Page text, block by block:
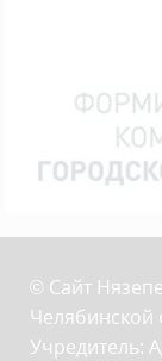
© Сайт
Челябинской
Учредитель: